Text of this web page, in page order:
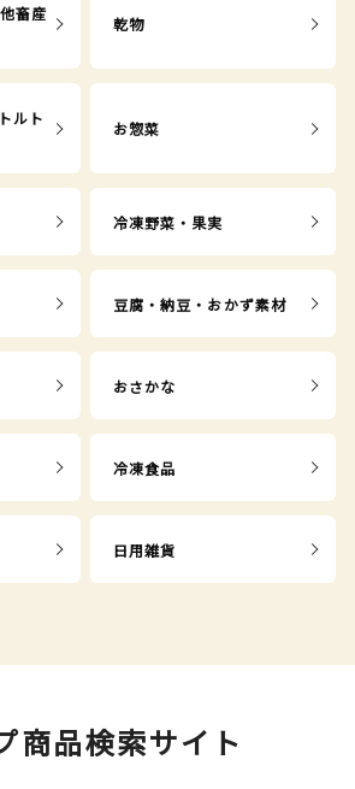
畜産
乾物
ルト
お惣菜
冷凍野菜・果実
豆腐・納豆・おかず素材
おさかな
冷凍食品
日用雑貨
商品検索サイト